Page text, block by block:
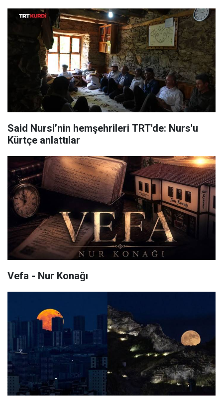
Said Nursi’nin hemşehrileri TRT'de: Nurs'u
Kürtçe anlattılar
Vefa - Nur Konağı